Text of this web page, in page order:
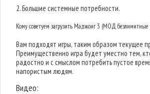
2. Большие системные потребности.
Кому советуем загрузить Маджонг 3 (МОД
Вам подходят игры, таким образом текущее
Преимущественно игра будет уместно тем,
радостно и с смыслом потребить пустое
напористым людям.
Видео: